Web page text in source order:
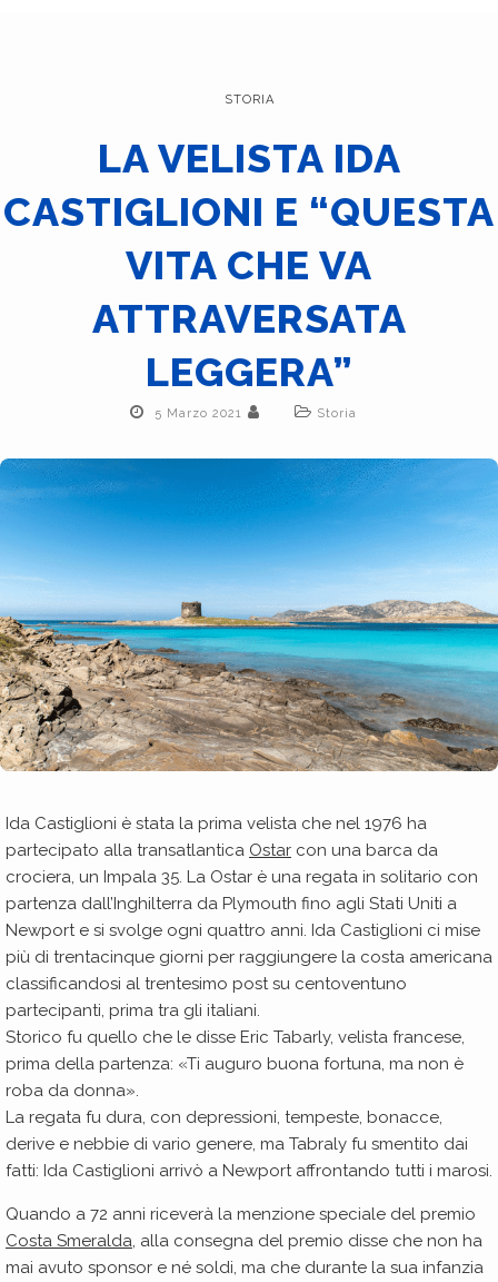
STORIA
LA VELISTA IDA
CASTIGLIONI E “QUESTA
VITA CHE VA
ATTRAVERSATA
LEGGERA”
5 Marzo 2021 Storia
Ida Castiglioni è stata la prima velista che nel 1976 ha
partecipato alla transatlantica Ostar con una barca da
crociera, un Impala 35. La Ostar è una regata in solitario con
partenza dall’Inghilterra da Plymouth fino agli Stati Uniti a
Newport e si svolge ogni quattro anni. Ida Castiglioni ci mise
più di trentacinque giorni per raggiungere la costa americana
classificandosi al trentesimo post su centoventuno
partecipanti, prima tra gli italiani.
Storico fu quello che le disse Eric Tabarly, velista francese,
prima della partenza: «Ti auguro buona fortuna, ma non è
roba da donna».
La regata fu dura, con depressioni, tempeste, bonacce,
derive e nebbie di vario genere, ma Tabraly fu smentito dai
fatti: Ida Castiglioni arrivò a Newport affrontando tutti i marosi.
Quando a 72 anni riceverà la menzione speciale del premio
Costa Smeralda , alla consegna del premio disse che non ha
mai avuto sponsor e né soldi, ma che durante la sua infanzia